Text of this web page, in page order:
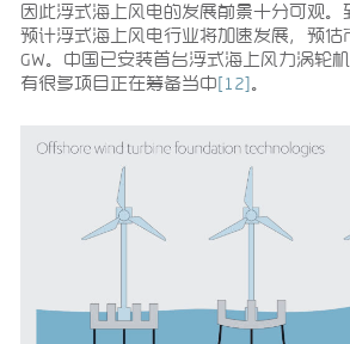
因此浮式海上风电的发展前景十分可观。
预计浮式海上风电行业将加速发展，预估
GW。中国已安装首台浮式海上风力涡
有很多项目正在筹备当中 [12] 。